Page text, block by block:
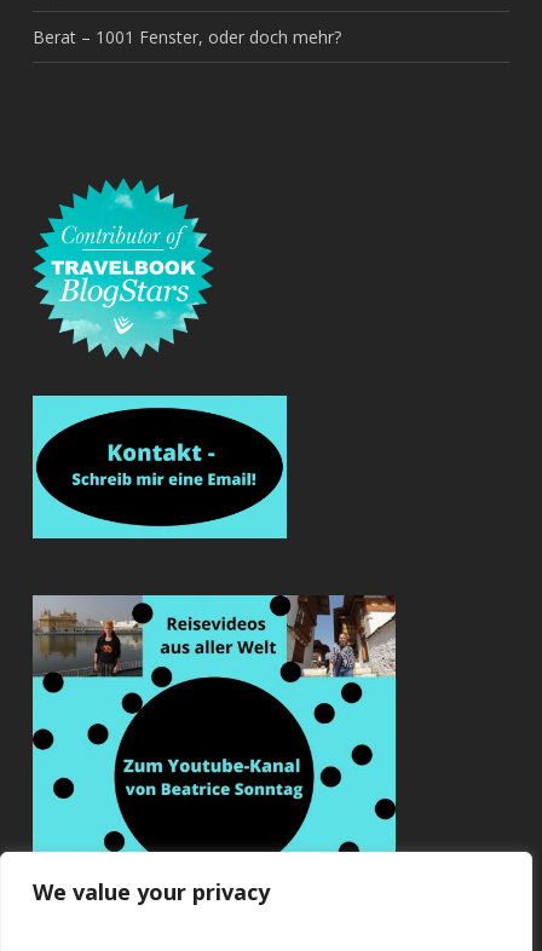
We value your privacy
Berat – 1001 Fenster, oder doch mehr?